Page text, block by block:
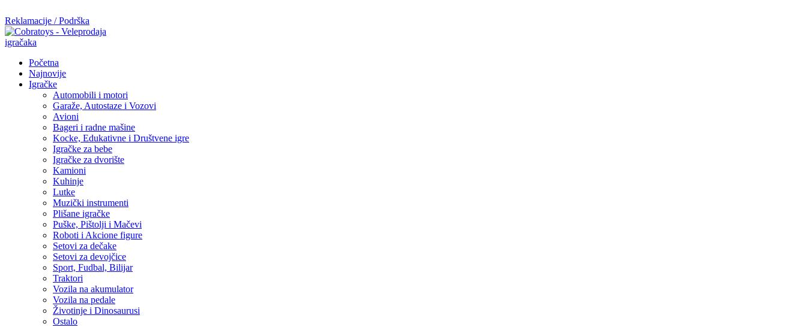
Reklamacije / Podrška
Početna
Najnovije
Igračke
Automobili i motori
Garaže, Autostaze i Vozovi
Avioni
Bageri i radne mašine
Kocke, Edukativne i Društvene igre
Igračke za bebe
Igračke za dvorište
Kamioni
Kuhinje
Lutke
Muzički instrumenti
Plišane igračke
Puške, Pištolji i Mačevi
Roboti i Akcione figure
Setovi za dečake
Setovi za devojčice
Sport, Fudbal, Bilijar
Traktori
Vozila na akumulator
Vozila na pedale
Životinje i Dinosaurusi
Ostalo